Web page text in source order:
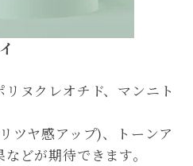
ヌクレオチド、マンニト
ツヤ感アップ)、トーンア
どが期待できます。